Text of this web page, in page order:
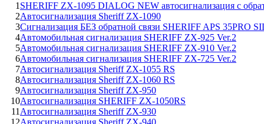
1 SHERIFF ZX-1095 DIALOG NEW автосигнализация с
2Автосигнализация Sheriff ZX-1090
3Сигнализация БЕЗ обратной связи SHERIFF APS 35PRO
4Автомобильная сигнализация SHERIFF ZX-925 Ver.2
5Автомобильная сигнализация SHERIFF ZX-910 Ver.2
6Автомобильная сигнализация SHERIFF ZX-725 Ver.2
7Автосигнализация Sheriff ZX-1055 RS
8Автосигнализация Sheriff ZX-1060 RS
9Автосигнализация Sheriff ZX-950
10Автосигнализация SHERIFF ZX-1050RS
11 Автосигнализация Sheriff ZX-930